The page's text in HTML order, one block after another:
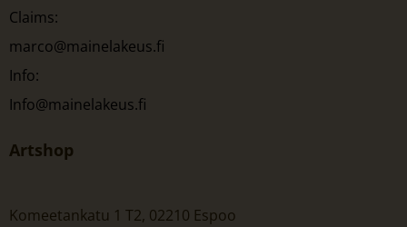
Claims:
marco@mainelakeus.fi
Info:
Info@mainelakeus.fi
Artshop
Komeetankatu 1 T2, 02210 Espoo